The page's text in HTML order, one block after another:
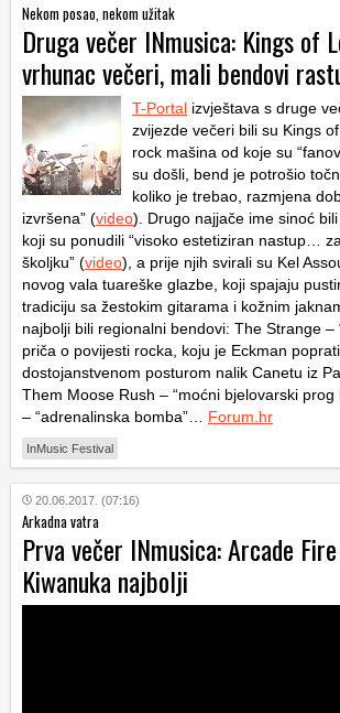
Nekom posao, nekom užitak
Druga večer INmusica: Kings of
vrhunac večeri, mali bendovi
T-Portal izvještava s druge
zvijezde večeri bili su Kings
rock mašina od koje su
su došli, bend je potrošio
koliko je trebao, razmjena
izvršena” (video). Drugo najjače ime sinoć
koji su ponudili “visoko estetiziran nastup…
školjku” (video), a prije njih svirali su Kel
novog vala tuareške glazbe, koji spajaju
tradiciju sa žestokim gitarama i kožnim
najbolji bili regionalni bendovi: The Strange –
priča o povijesti rocka, koju je Eckman
dostojanstvenom posturom nalik Canetu iz
Them Moose Rush – “moćni bjelovarski prog
– “adrenalinska bomba”… Forum.hr
InMusic Festival
20.06.2017. (07:16)
Arkadna vatra
Prva večer INmusica: Arcade
Kiwanuka najbolji